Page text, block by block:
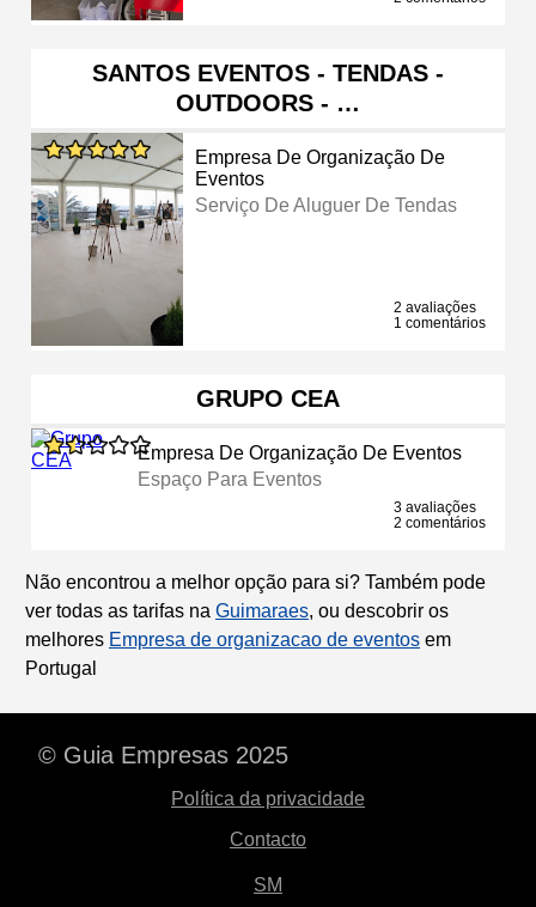
SANTOS EVENTOS - TENDAS -
OUTDOORS - …
Empresa De Organização De
Eventos
Serviço De Aluguer De Tendas
2 avaliações
1 comentários
GRUPO CEA
Empresa De Organização De Eventos
Espaço Para Eventos
3 avaliações
2 comentários
Não encontrou a melhor opção para si? Também pode
ver todas as tarifas na Guimaraes, ou descobrir os
melhores Empresa de organizacao de eventos em
Portugal
© Guia Empresas 2025
Política da privacidade
Contacto
SM